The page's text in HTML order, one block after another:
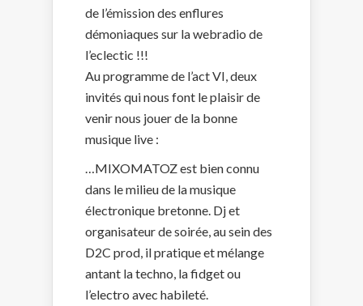
de l’émission des enflures
démoniaques sur la webradio de
l’eclectic !!!
Au programme de l’act VI, deux
invités qui nous font le plaisir de
venir nous jouer de la bonne
musique live :
MIXOMATOZ est bien connu
dans le milieu de la musique
électronique bretonne. Dj et
organisateur de soirée, au sein des
D2C prod, il pratique et mélange
antant la techno, la fidget ou
l’electro avec habileté.